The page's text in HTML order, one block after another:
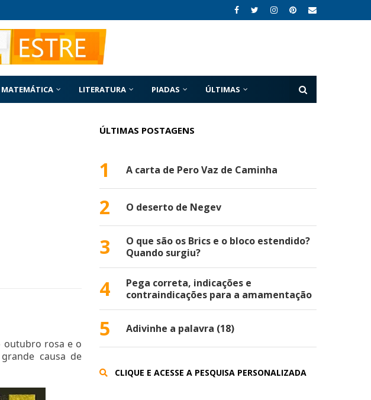
MATEMÁTICA LITERATURA PIADAS ÚLTIMAS
outubro rosa e o
causa de
ÚLTIMAS POSTAGENS
1 A carta de Pero Vaz de Caminha
2 O deserto de Negev
3
O que são os Brics e o bloco estendido?
Quando surgiu?
4
Pega correta, indicações e
contraindicações para a amamentação
5 Adivinhe a palavra (18)
CLIQUE E ACESSE A PESQUISA PERSONALIZADA